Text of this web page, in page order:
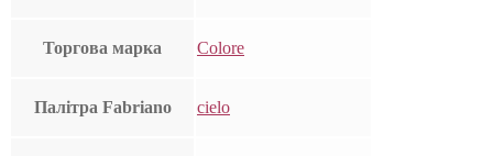
Торгова марка Colore
Палітра Fabriano cielo